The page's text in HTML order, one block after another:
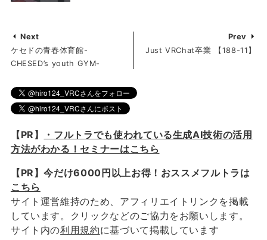
Next
ケセドの青春体育館-
CHESED’s youth GYM-
Prev
Just VRChat卒業 【188-11】
【PR】
・フルトラでも使われている生成AI技術の活用
方法がわかる！セミナーはこちら
【PR】今だけ6000円以上お得！おススメフルトラは
こちら
サイト運営維持のため、アフィリエイトリンクを掲載
しています。クリックなどのご協力をお願いします。
サイト内の利用規約に基づいて掲載しています